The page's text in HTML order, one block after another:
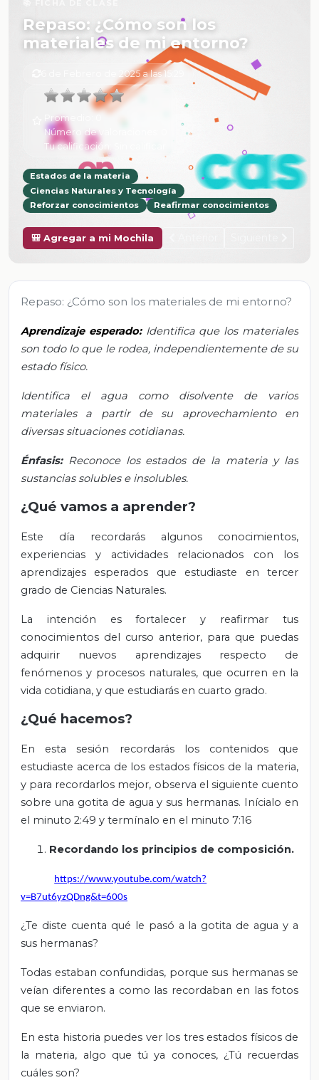
Repaso: ¿Cómo son los
materiales de mi entorno?
6 de Febrero de 2025 a las 15:29
Promedio:
Número de valoraciones:
Tu calificación:
Estados de la materia
Ciencias Naturales y Tecnología
Reforzar conocimientos
Reafirmar conocimientos
🎒 Agregar a mi Mochila
Repaso: ¿Cómo son los materiales de mi entorno?
Aprendizaje esperado: Identifica que los materiales
son todo lo que le rodea, independientemente de su
estado físico.
Identifica el agua como disolvente de varios
materiales a partir de su aprovechamiento en
diversas situaciones cotidianas.
Énfasis: Reconoce los estados de la materia y las
sustancias solubles e insolubles.
¿Qué vamos a aprender?
Este día recordarás algunos conocimientos,
experiencias y actividades relacionados con los
aprendizajes esperados que estudiaste en tercer
grado de Ciencias Naturales.
La intención es fortalecer y reafirmar tus
conocimientos del curso anterior, para que puedas
adquirir nuevos aprendizajes respecto de
fenómenos y procesos naturales, que ocurren en la
vida cotidiana, y que estudiarás en cuarto grado.
¿Qué hacemos?
En esta sesión recordarás los contenidos que
estudiaste acerca de los estados físicos de la materia,
y para recordarlos mejor, observa el siguiente cuento
sobre una gotita de agua y sus hermanas. Inícialo en
el minuto 2:49 y termínalo en el minuto 7:16
Recordando los principios de composición.
https://www.youtube.com/watch?
v=B7ut6yzQDng&t=600s
¿Te diste cuenta qué le pasó a la gotita de agua y a
sus hermanas?
Todas estaban confundidas, porque sus hermanas se
veían diferentes a como las recordaban en las fotos
que se enviaron.
En esta historia puedes ver los tres estados físicos de
la materia, algo que tú ya conoces, ¿Tú recuerdas
cuáles son?